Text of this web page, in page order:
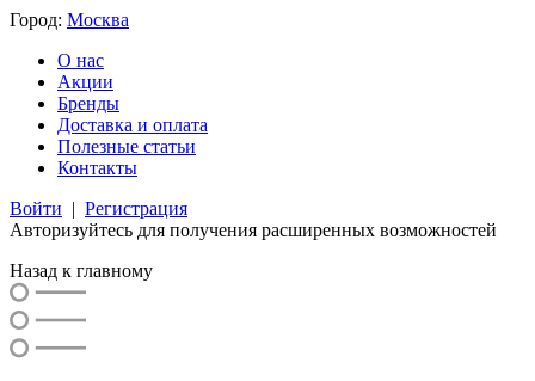
Город: Москва
О нас
Акции
Бренды
Доставка и оплата
Полезные статьи
Контакты
Войти | Регистрация
Авторизуйтесь для получения расширенных возможностей
Назад к главному